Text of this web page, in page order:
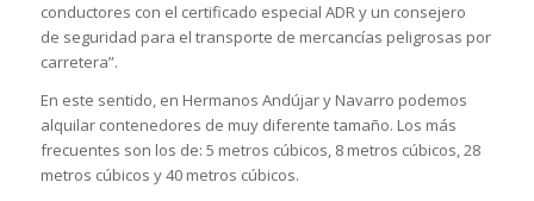
conductores con el certificado especial ADR y un consejero
de seguridad para el transporte de mercancías peligrosas por
carretera”.
En este sentido, en Hermanos Andújar y Navarro podemos
alquilar contenedores de muy diferente tamaño. Los más
frecuentes son los de: 5 metros cúbicos, 8 metros cúbicos, 28
metros cúbicos y 40 metros cúbicos.